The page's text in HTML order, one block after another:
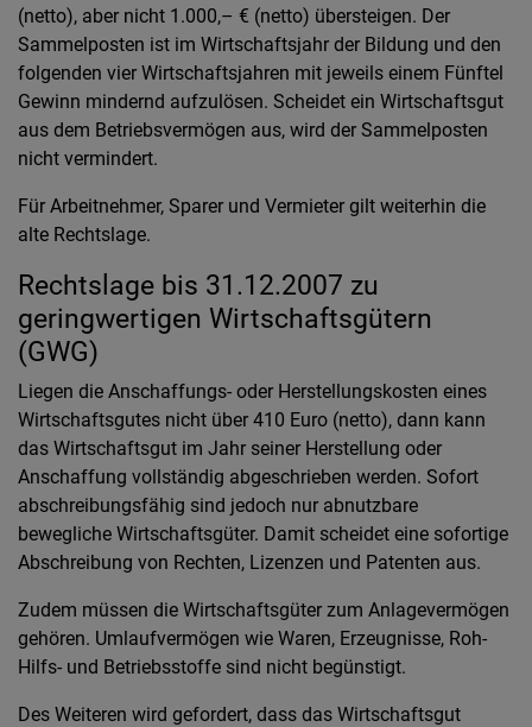
(netto), aber nicht 1.000,– € (netto) übersteigen. Der
Sammelposten ist im Wirtschaftsjahr der Bildung und den
folgenden vier Wirtschaftsjahren mit jeweils einem Fünftel
Gewinn mindernd aufzulösen. Scheidet ein Wirtschaftsgut
aus dem Betriebsvermögen aus, wird der Sammelposten
nicht vermindert.
Für Arbeitnehmer, Sparer und Vermieter gilt weiterhin die
alte Rechtslage.
Rechtslage bis 31.12.2007 zu
geringwertigen Wirtschaftsgütern
(GWG)
Liegen die Anschaffungs- oder Herstellungskosten eines
Wirtschaftsgutes nicht über 410 Euro (netto), dann kann
das Wirtschaftsgut im Jahr seiner Herstellung oder
Anschaffung vollständig abgeschrieben werden. Sofort
abschreibungsfähig sind jedoch nur abnutzbare
bewegliche Wirtschaftsgüter. Damit scheidet eine sofortige
Abschreibung von Rechten, Lizenzen und Patenten aus.
Zudem müssen die Wirtschaftsgüter zum Anlagevermögen
gehören. Umlaufvermögen wie Waren, Erzeugnisse, Roh-
Hilfs- und Betriebsstoffe sind nicht begünstigt.
Des Weiteren wird gefordert, dass das Wirtschaftsgut